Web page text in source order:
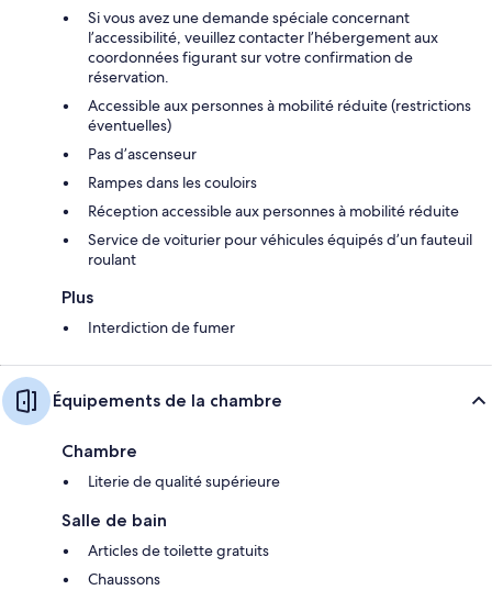
Si vous avez une demande spéciale concernant
l’accessibilité, veuillez contacter l’hébergement aux
coordonnées figurant sur votre confirmation de
réservation.
Accessible aux personnes à mobilité réduite (restrictions
éventuelles)
Pas d’ascenseur
Rampes dans les couloirs
Réception accessible aux personnes à mobilité réduite
Service de voiturier pour véhicules équipés d’un fauteuil
roulant
Plus
Interdiction de fumer
Équipements de la chambre
Chambre
Literie de qualité supérieure
Salle de bain
Articles de toilette gratuits
Chaussons